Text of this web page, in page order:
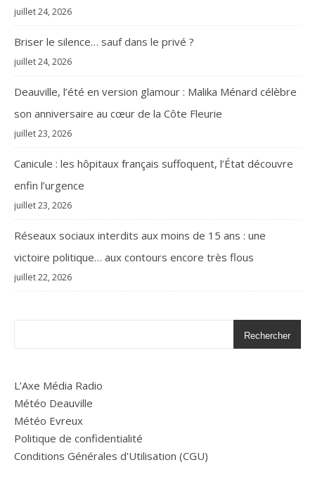
juillet 24, 2026
Briser le silence… sauf dans le privé ?
juillet 24, 2026
Deauville, l’été en version glamour : Malika Ménard célèbre
son anniversaire au cœur de la Côte Fleurie
juillet 23, 2026
Canicule : les hôpitaux français suffoquent, l’État découvre
enfin l’urgence
juillet 23, 2026
Réseaux sociaux interdits aux moins de 15 ans : une
victoire politique… aux contours encore très flous
juillet 22, 2026
Rechercher
L’Axe Média Radio
Météo Deauville
Météo Evreux
Politique de confidentialité
Conditions Générales d'Utilisation (CGU)